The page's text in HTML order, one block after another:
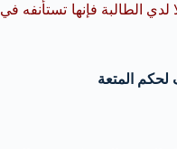
لدي الطالبة فإنها تستأنفه في
لحكم المتعة